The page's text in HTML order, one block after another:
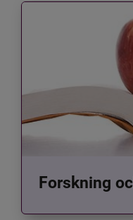
Forskning